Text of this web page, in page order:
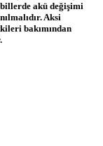
akü değişimi
Aksi
bakımından